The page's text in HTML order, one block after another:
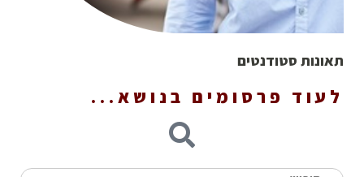
תאונות סטודנטים
לעוד פרסומים בנושא...